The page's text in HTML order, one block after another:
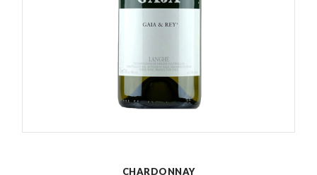
CHARDONNAY